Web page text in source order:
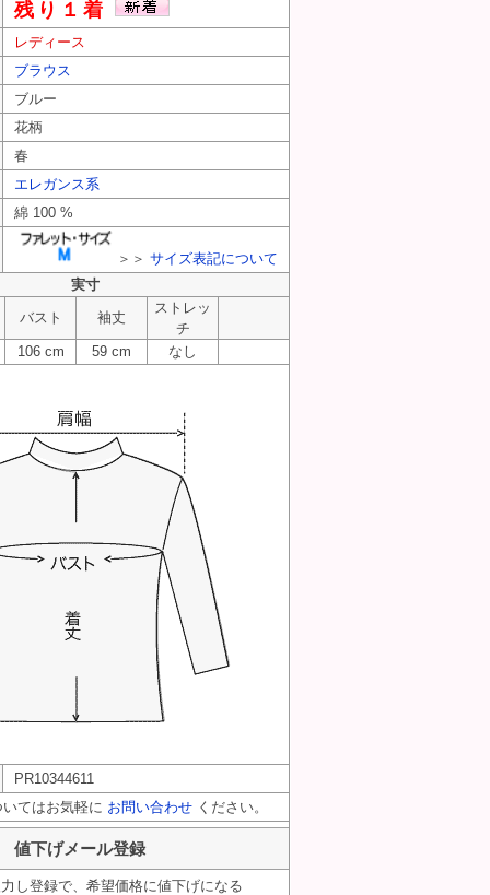
残り１着
レディース
ブラウス
ブルー
花柄
春
エレガンス系
綿 100 %
＞＞ サイズ表記について
実寸
バスト
袖丈
ストレッ
チ
106 cm
59 cm なし
PR10344611
てはお気軽に お問い合わせ ください。
値下げメール登録
し登録で、希望価格に値下げになる